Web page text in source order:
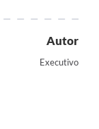
Autor
Executivo